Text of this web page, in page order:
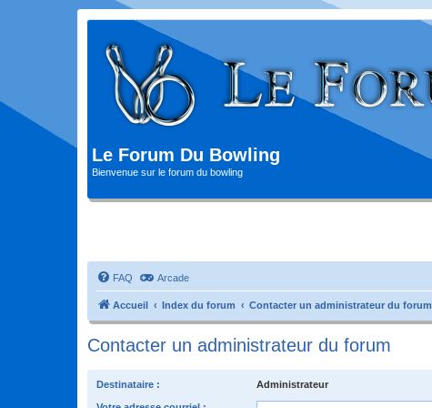
Le Forum Du Bowling
Bienvenue sur le forum du bowling
FAQ Arcade
Accueil Index du forum Contacter un administrateur du forum
Contacter un administrateur du forum
Destinataire : Administrateur